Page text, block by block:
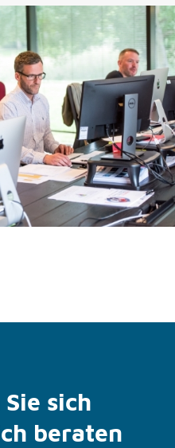
sich
beraten